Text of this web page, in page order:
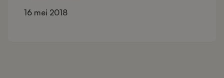
16 mei 2018